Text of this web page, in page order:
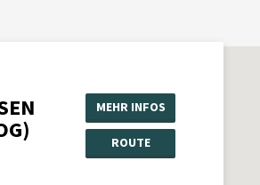
MEHR INFOS
ROUTE